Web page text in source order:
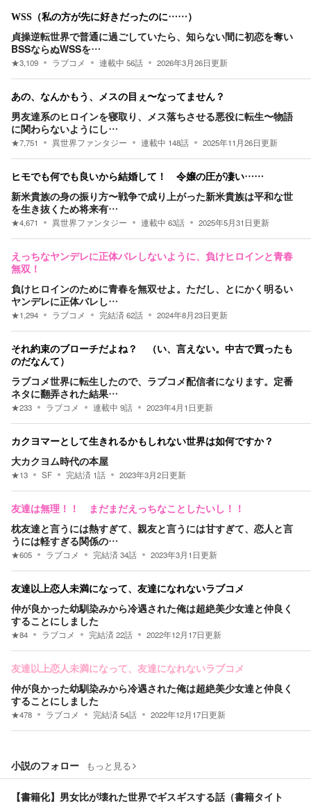
WSS（私の方が先に好きだったのに……）
貞操逆転世界で普通に過ごしていたら、知らない間に初恋を奪い
BSSならぬWSSを…
★3,109 ラブコメ 連載中 56話 2026年3月26日更新
あの、なんかもう、メスの目ぇ〜なってません？
男友達系のヒロインを寝取り、メス落ちさせる悪役に転生〜物語
に関わらないようにし…
★7,751 異世界ファンタジー 連載中 148話 2025年11月26日更新
ヒモでも何でも良いから結婚して！ 令嬢の圧が凄い……
新米貴族の身の振り方〜戦争で成り上がった新米貴族は平和な世
を生き抜くため将来有…
★4,671 異世界ファンタジー 連載中 63話 2025年5月31日更新
えっちなヤンデレに正体バレしないように、負けヒロインと青春
無双！
負けヒロインのために青春を無双せよ。ただし、とにかく明るい
ヤンデレに正体バレし…
★1,294 ラブコメ 完結済62話 2024年8月23日更新
それ約束のブローチだよね？ （い、言えない。中古で買ったも
のだなんて）
ラブコメ世界に転生したので、ラブコメ配信者になります。定番
ネタに翻弄された結果…
★233 ラブコメ 連載中 9話 2023年4月1日更新
カクヨマーとして生きれるかもしれない世界は如何ですか？
大カクヨム時代の本屋
★13 SF 完結済 1話 2023年3月2日更新
友達は無理！！ まだまだえっちなことしたいし！！
枕友達と言うには熱すぎて、親友と言うには甘すぎて、恋人と言
うには軽すぎる関係の…
★605 ラブコメ 完結済34話 2023年3月1日更新
友達以上恋人未満になって、友達になれないラブコメ
仲が良かった幼馴染みから冷遇された俺は超絶美少女達と仲良く
することにしました
★84 ラブコメ 完結済22話 2022年12月17日更新
友達以上恋人未満になって、友達になれないラブコメ
仲が良かった幼馴染みから冷遇された俺は超絶美少女達と仲良く
することにしました
★478 ラブコメ 完結済54話 2022年12月17日更新
小説のフォロー もっと見る
【書籍化】男女比が壊れた世界でギスギスする話（書籍タイト